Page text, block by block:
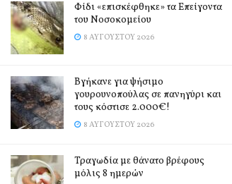
Φίδι «επισκέφθηκε» τα Επείγοντα
του Νοσοκομείου
8 ΑΥΓΟΎΣΤΟΥ 2026
Βγήκανε για ψήσιμο
γουρουνοπούλας σε πανηγύρι και
τους κόστισε 2.000€!
8 ΑΥΓΟΎΣΤΟΥ 2026
Τραγωδία με θάνατο βρέφους
μόλις 8 ημερών